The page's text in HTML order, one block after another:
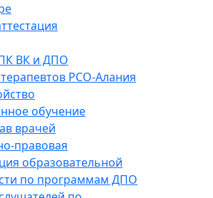
ВК и ДПО
РСО-Алания
обучение
врачей
правовая
образовательной
по программам ДПО